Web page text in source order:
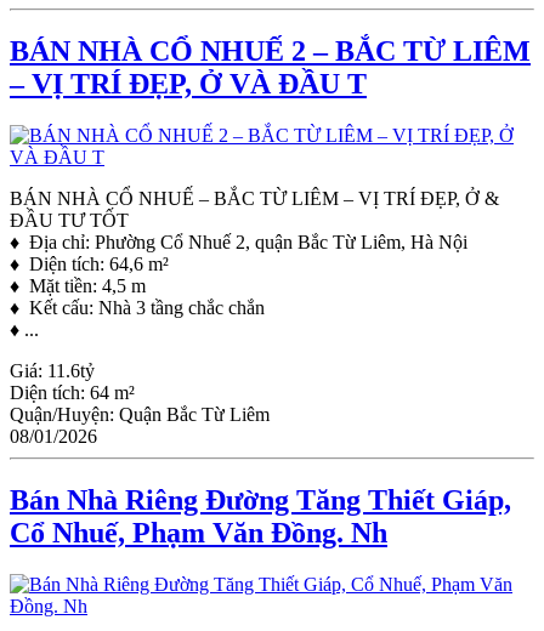
BÁN NHÀ CỔ NHUẾ 2 – BẮC TỪ LIÊM
– VỊ TRÍ ĐẸP, Ở VÀ ĐẦU T
BÁN NHÀ CỔ NHUẾ – BẮC TỪ LIÊM – VỊ TRÍ ĐẸP, Ở &
ĐẦU TƯ TỐT
♦ Địa chỉ: Phường Cổ Nhuế 2, quận Bắc Từ Liêm, Hà Nội
♦ Diện tích: 64,6 m²
♦ Mặt tiền: 4,5 m
♦ Kết cấu: Nhà 3 tầng chắc chắn
♦ ...
Giá: 11.6tỷ
Diện tích: 64 m²
Quận/Huyện: Quận Bắc Từ Liêm
08/01/2026
Bán Nhà Riêng Đường Tăng Thiết Giáp,
Cổ Nhuế, Phạm Văn Đồng. Nh